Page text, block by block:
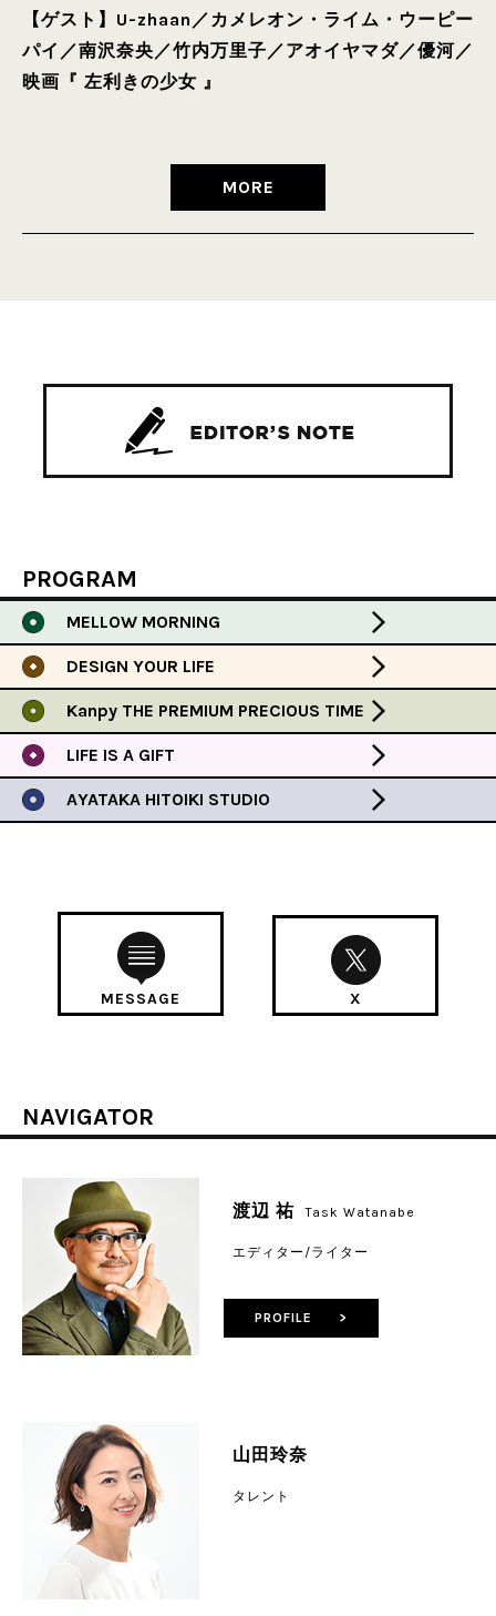
【ゲスト】 U-zhaan ／カメレオン・ライム・ウーピー
パイ ／南沢奈央／竹内万里子／アオイヤマダ／優河／
映画『 左利きの少女 』
MORE
PROGRAM
MELLOW MORNING
DESIGN YOUR LIFE
Kanpy THE PREMIUM PRECIOUS TIME
LIFE IS A GIFT
AYATAKA HITOIKI STUDIO
MESSAGE X
NAVIGATOR
渡辺 祐 Task Watanabe
エディター/ライター
山田玲奈
タレント
PROFILE >